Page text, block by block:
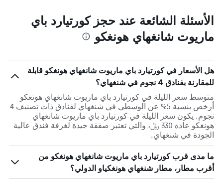
الأسئلة الشائعة عند حجز كورتيارد باي
ماريوت شانغهاي هونغكو
هل الأسعار في كورتيارد باي ماريوت شانغهاي هونغكو قابلة
للمقارنة بفنادق 4 نجوم في شنغهاي؟
متوسط سعر الليلة في كورتيارد باي ماريوت شانغهاي هونغكو
أرخص بنسبة 5% عن الوسطي في شنغهاي لفنادق ذات تصنيف 4
نجوم. يكون سعر الليلة في كورتيارد باي ماريوت شانغهاي
هونغكو عادة 330 ﷼، والتي تعتبر صفقة جيدة لغرفة فندق عالية
الجودة في شنغهاي.
ما مدى قرب كورتيارد باي ماريوت شانغهاي هونغكو من
أقرب مطار، مطار شنغهاي هونغكياو الدولي؟